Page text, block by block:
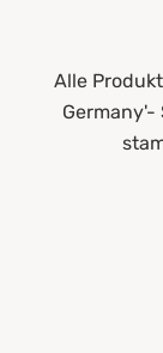
Alle
Germany'-